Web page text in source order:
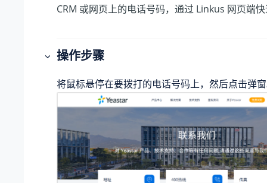
CRM 或网页上的电话号码，通过 Linkus 网页端
操作步骤
将鼠标悬停在要拨打的电话号码上，然后点击弹